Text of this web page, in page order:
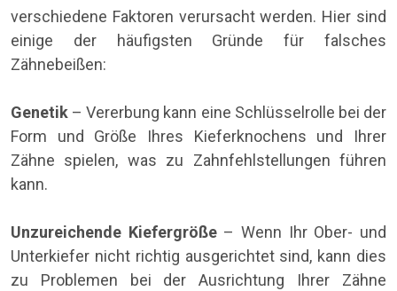
verschiedene Faktoren verursacht werden. Hier sind
einige der häufigsten Gründe für falsches
Zähnebeißen:
Genetik – Vererbung kann eine Schlüsselrolle bei der
Form und Größe Ihres Kieferknochens und Ihrer
Zähne spielen, was zu Zahnfehlstellungen führen
kann.
Unzureichende Kiefergröße – Wenn Ihr Ober- und
Unterkiefer nicht richtig ausgerichtet sind, kann dies
zu Problemen bei der Ausrichtung Ihrer Zähne